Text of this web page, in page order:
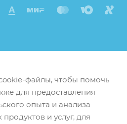
cookie-файлы, чтобы помочь
для предоставления
опыта и анализа
и услуг, для